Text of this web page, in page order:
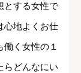
とする女性で
心地よくお仕
く女性の１
らどんなにい